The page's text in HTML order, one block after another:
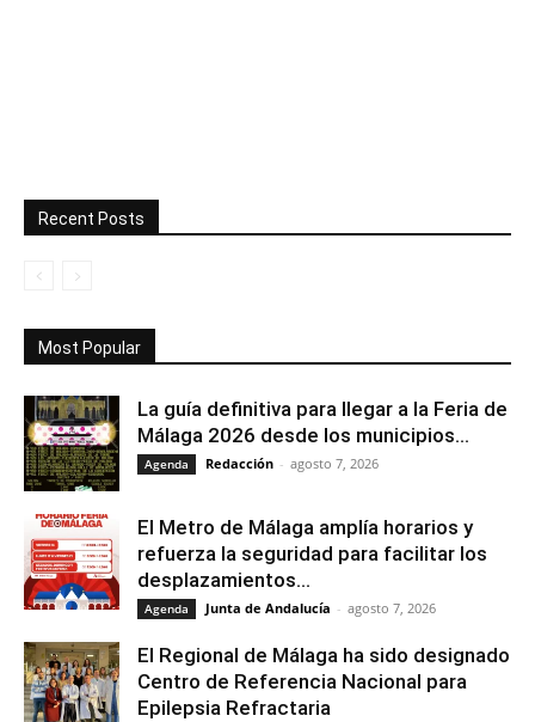
Recent Posts
Most Popular
La guía definitiva para llegar a la Feria de
Málaga 2026 desde los municipios...
Agenda Redacción - agosto 7, 2026
El Metro de Málaga amplía horarios y
refuerza la seguridad para facilitar los
desplazamientos...
Agenda Junta de Andalucía - agosto 7, 2026
El Regional de Málaga ha sido designado
Centro de Referencia Nacional para
Epilepsia Refractaria